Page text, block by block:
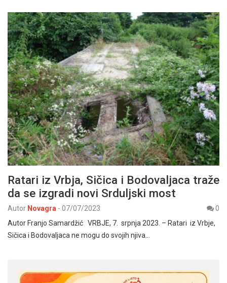
Ratari iz Vrbja, Sičica i Bodovaljaca traže
da se izgradi novi Srduljski most
Autor Novagra - 07/07/2023
0
Autor Franjo Samardžić VRBJE, 7. srpnja 2023. – Ratari iz Vrbje,
Sičica i Bodovaljaca ne mogu do svojih njiva…